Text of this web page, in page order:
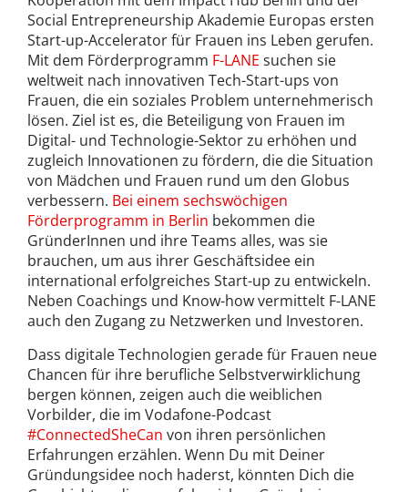
Social Entrepreneurship Akademie Europas ersten
Start-up-Accelerator für Frauen ins Leben gerufen.
Mit dem Förderprogramm F-LANE suchen sie
weltweit nach innovativen Tech-Start-ups von
Frauen, die ein soziales Problem unternehmerisch
lösen. Ziel ist es, die Beteiligung von Frauen im
Digital- und Technologie-Sektor zu erhöhen und
zugleich Innovationen zu fördern, die die Situation
von Mädchen und Frauen rund um den Globus
verbessern. Bei einem sechswöchigen
Förderprogramm in Berlin bekommen die
GründerInnen und ihre Teams alles, was sie
brauchen, um aus ihrer Geschäftsidee ein
international erfolgreiches Start-up zu entwickeln.
Neben Coachings und Know-how vermittelt F-LANE
auch den Zugang zu Netzwerken und Investoren.
Dass digitale Technologien gerade für Frauen neue
Chancen für ihre berufliche Selbstverwirklichung
bergen können, zeigen auch die weiblichen
Vorbilder, die im Vodafone-Podcast
#ConnectedSheCan von ihren persönlichen
Erfahrungen erzählen. Wenn Du mit Deiner
Gründungsidee noch haderst, könnten Dich die